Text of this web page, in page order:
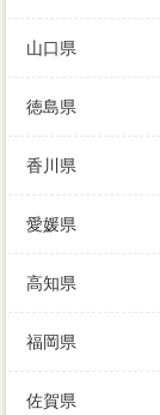
山口県
徳島県
香川県
愛媛県
高知県
福岡県
佐賀県